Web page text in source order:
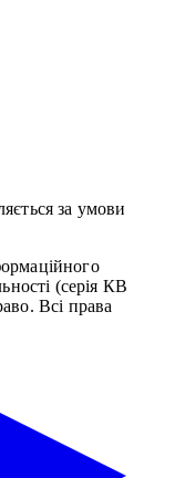
за умови
(серія КВ
Всі права